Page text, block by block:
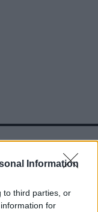
Information
to third parties, or
for